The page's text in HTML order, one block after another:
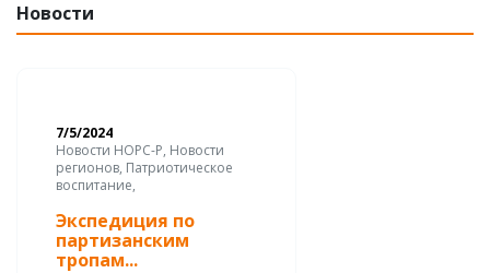
Новости
7/5/2024
Новости НОРС-Р, Новости
регионов, Патриотическое
воспитание,
Экспедиция по
партизанским
тропам...